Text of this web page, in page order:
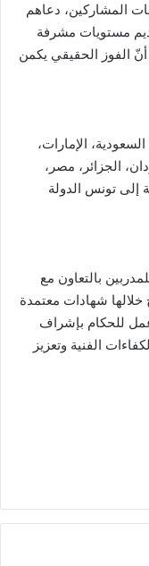
المشاركين، دعاهم
مستويات مشرفة
الفوز الحقيقي يكمن
عربية، هي: السعودية، الإمارات،
الجزائر، مصر،
إلى تونس الدولة
بالتعاون مع
خلالها شهادات معتمدة
للحكام بإشراف
الفنية وتعزيز